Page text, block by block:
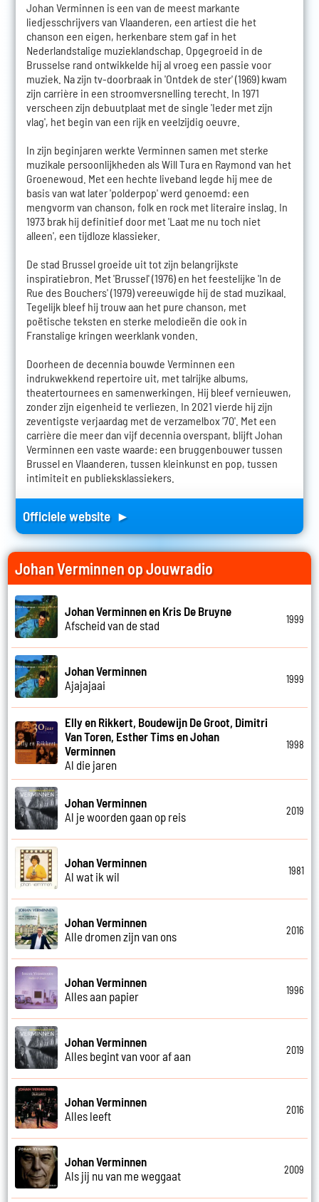
Johan Verminnen is een van de meest markante
liedjesschrijvers van Vlaanderen, een artiest die het
chanson een eigen, herkenbare stem gaf in het
Nederlandstalige muzieklandschap. Opgegroeid in de
Brusselse rand ontwikkelde hij al vroeg een passie voor
muziek. Na zijn tv-doorbraak in 'Ontdek de ster' (1969) kwam
zijn carrière in een stroomversnelling terecht. In 1971
verscheen zijn debuutplaat met de single 'Ieder met zijn
vlag', het begin van een rijk en veelzijdig oeuvre.
In zijn beginjaren werkte Verminnen samen met sterke
muzikale persoonlijkheden als Will Tura en Raymond van het
Groenewoud. Met een hechte liveband legde hij mee de
basis van wat later 'polderpop' werd genoemd: een
mengvorm van chanson, folk en rock met literaire inslag. In
1973 brak hij definitief door met 'Laat me nu toch niet
alleen', een tijdloze klassieker.
De stad Brussel groeide uit tot zijn belangrijkste
inspiratiebron. Met 'Brussel' (1976) en het feestelijke 'In de
Rue des Bouchers' (1979) vereeuwigde hij de stad muzikaal.
Tegelijk bleef hij trouw aan het pure chanson, met
poëtische teksten en sterke melodieën die ook in
Franstalige kringen weerklank vonden.
Doorheen de decennia bouwde Verminnen een
indrukwekkend repertoire uit, met talrijke albums,
theatertournees en samenwerkingen. Hij bleef vernieuwen,
zonder zijn eigenheid te verliezen. In 2021 vierde hij zijn
zeventigste verjaardag met de verzamelbox '70'. Met een
carrière die meer dan vijf decennia overspant, blijft Johan
Verminnen een vaste waarde: een bruggenbouwer tussen
Brussel en Vlaanderen, tussen kleinkunst en pop, tussen
intimiteit en publieksklassiekers.
Officiele website ►
Johan Verminnen op Jouwradio
Johan Verminnen en Kris De Bruyne
Afscheid van de stad
1999
Johan Verminnen
Ajajajaai
1999
Elly en Rikkert, Boudewijn De Groot, Dimitri
Van Toren, Esther Tims en Johan
Verminnen
Al die jaren
1998
Johan Verminnen
Al je woorden gaan op reis
2019
Johan Verminnen
Al wat ik wil
1981
Johan Verminnen
Alle dromen zijn van ons
2016
Johan Verminnen
Alles aan papier
1996
Johan Verminnen
Alles begint van voor af aan
2019
Johan Verminnen
Alles leeft
2016
Johan Verminnen
Als jij nu van me weggaat
2009